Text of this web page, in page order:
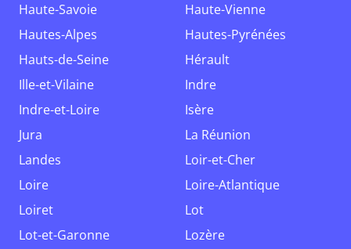
Haute-Savoie
Haute-Vienne
Hautes-Alpes
Hautes-Pyrénées
Hauts-de-Seine
Hérault
Ille-et-Vilaine
Indre
Indre-et-Loire
Isère
Jura
La Réunion
Landes
Loir-et-Cher
Loire
Loire-Atlantique
Loiret
Lot
Lot-et-Garonne
Lozère